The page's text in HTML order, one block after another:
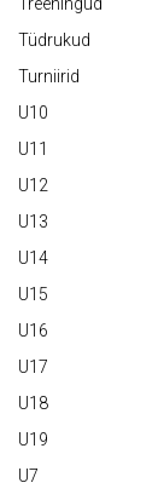
Tüdrukud
Turniirid
U10
U11
U12
U13
U14
U15
U16
U17
U18
U19
U7